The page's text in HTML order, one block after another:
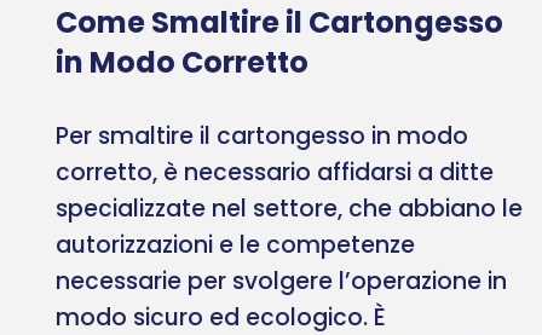
Come Smaltire il Cartongesso
in Modo Corretto
Per smaltire il cartongesso in modo
corretto, è necessario affidarsi a ditte
specializzate nel settore, che abbiano le
autorizzazioni e le competenze
necessarie per svolgere l’operazione in
modo sicuro ed ecologico. È